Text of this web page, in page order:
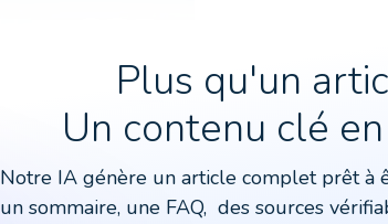
Plus qu'un
Un contenu clé
Notre IA génère un article complet prêt à
un sommaire, une FAQ, des sources